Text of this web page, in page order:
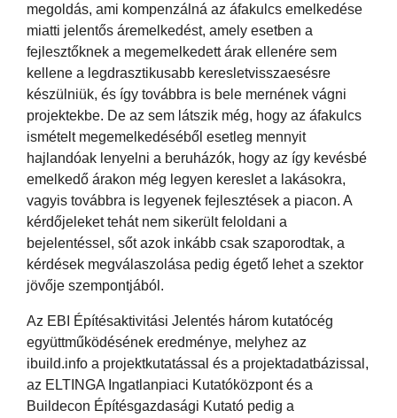
megoldás, ami kompenzálná az áfakulcs emelkedése
miatti jelentős áremelkedést, amely esetben a
fejlesztőknek a megemelkedett árak ellenére sem
kellene a legdrasztikusabb keresletvisszaesésre
készülniük, és így továbbra is bele mernének vágni
projektekbe. De az sem látszik még, hogy az áfakulcs
ismételt megemelkedéséből esetleg mennyit
hajlandóak lenyelni a beruházók, hogy az így kevésbé
emelkedő árakon még legyen kereslet a lakásokra,
vagyis továbbra is legyenek fejlesztések a piacon. A
kérdőjeleket tehát nem sikerült feloldani a
bejelentéssel, sőt azok inkább csak szaporodtak, a
kérdések megválaszolása pedig égető lehet a szektor
jövője szempontjából.
Az EBI Építésaktivitási Jelentés három kutatócég
együttműködésének eredménye, melyhez az
ibuild.info a projektkutatással és a projektadatbázissal,
az ELTINGA Ingatlanpiaci Kutatóközpont és a
Buildecon Építésgazdasági Kutató pedig a